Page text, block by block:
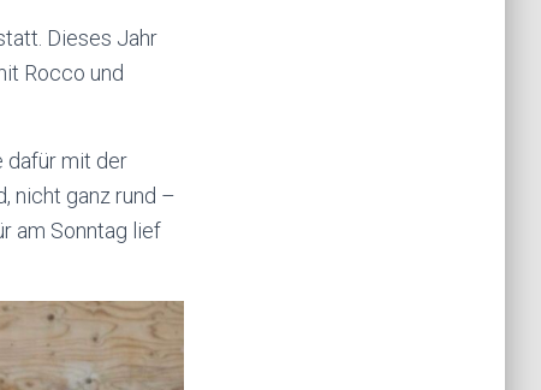
Dieses Jahr
Rocco und
dafür mit der
nicht ganz rund –
am Sonntag lief